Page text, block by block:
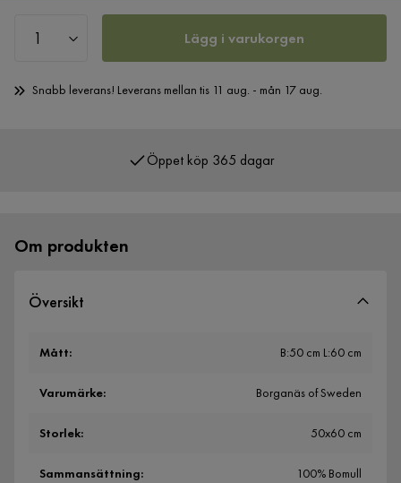
Lägg i varukorgen
Snabb leverans! Leverans mellan tis 11 aug. - mån 17 aug.
Om produkten
Översikt
Mått: B:50 cm L:60 cm
Varumärke: Borganäs of Sweden
Storlek: 50x60 cm
Sammansättning: 100% Bomull